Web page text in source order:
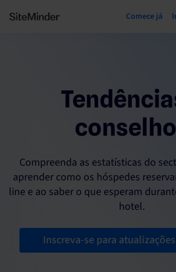
Comece já
Compreenda as estatísticas do
aprender como os hóspedes
line e ao saber o que esperam
hotel.
Inscreva-se para